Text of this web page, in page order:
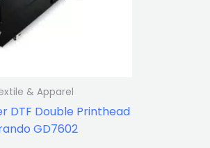
& Apparel
DTF Double Printhead
GD7602